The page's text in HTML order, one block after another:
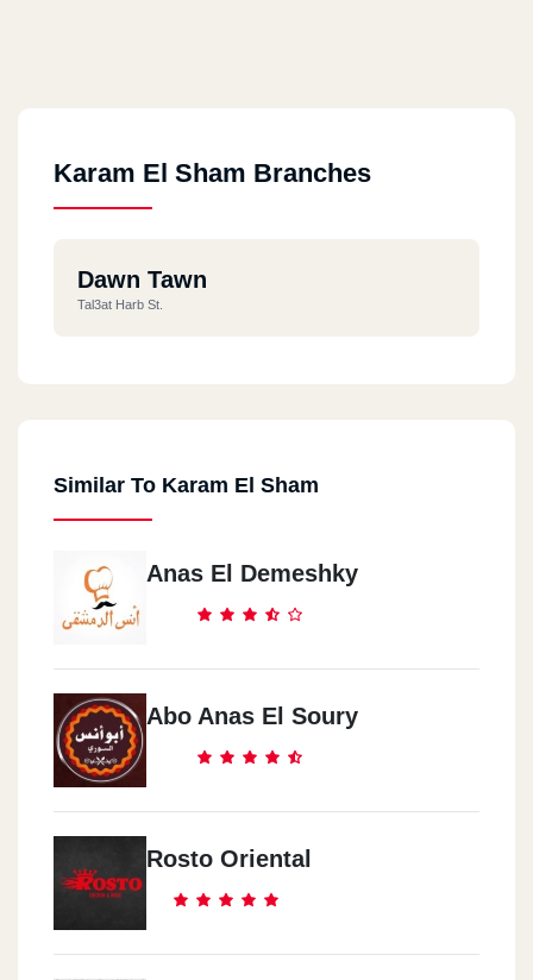
Karam El Sham Branches
Dawn Tawn
Tal3at Harb St.
Similar To Karam El Sham
Anas El Demeshky
Abo Anas El Soury
Rosto Oriental